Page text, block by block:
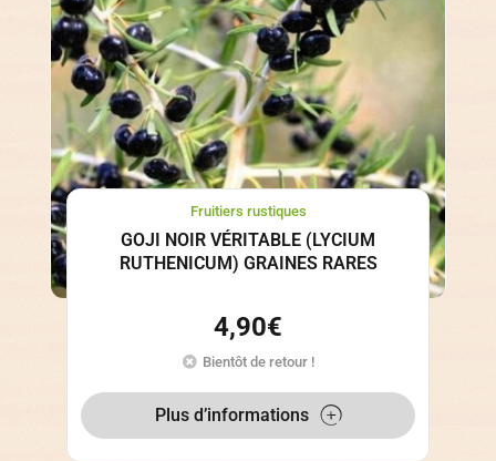
Fruitiers rustiques
GOJI NOIR VÉRITABLE (LYCIUM
RUTHENICUM) GRAINES RARES
4,90€
Bientôt de retour !
Plus d’informations